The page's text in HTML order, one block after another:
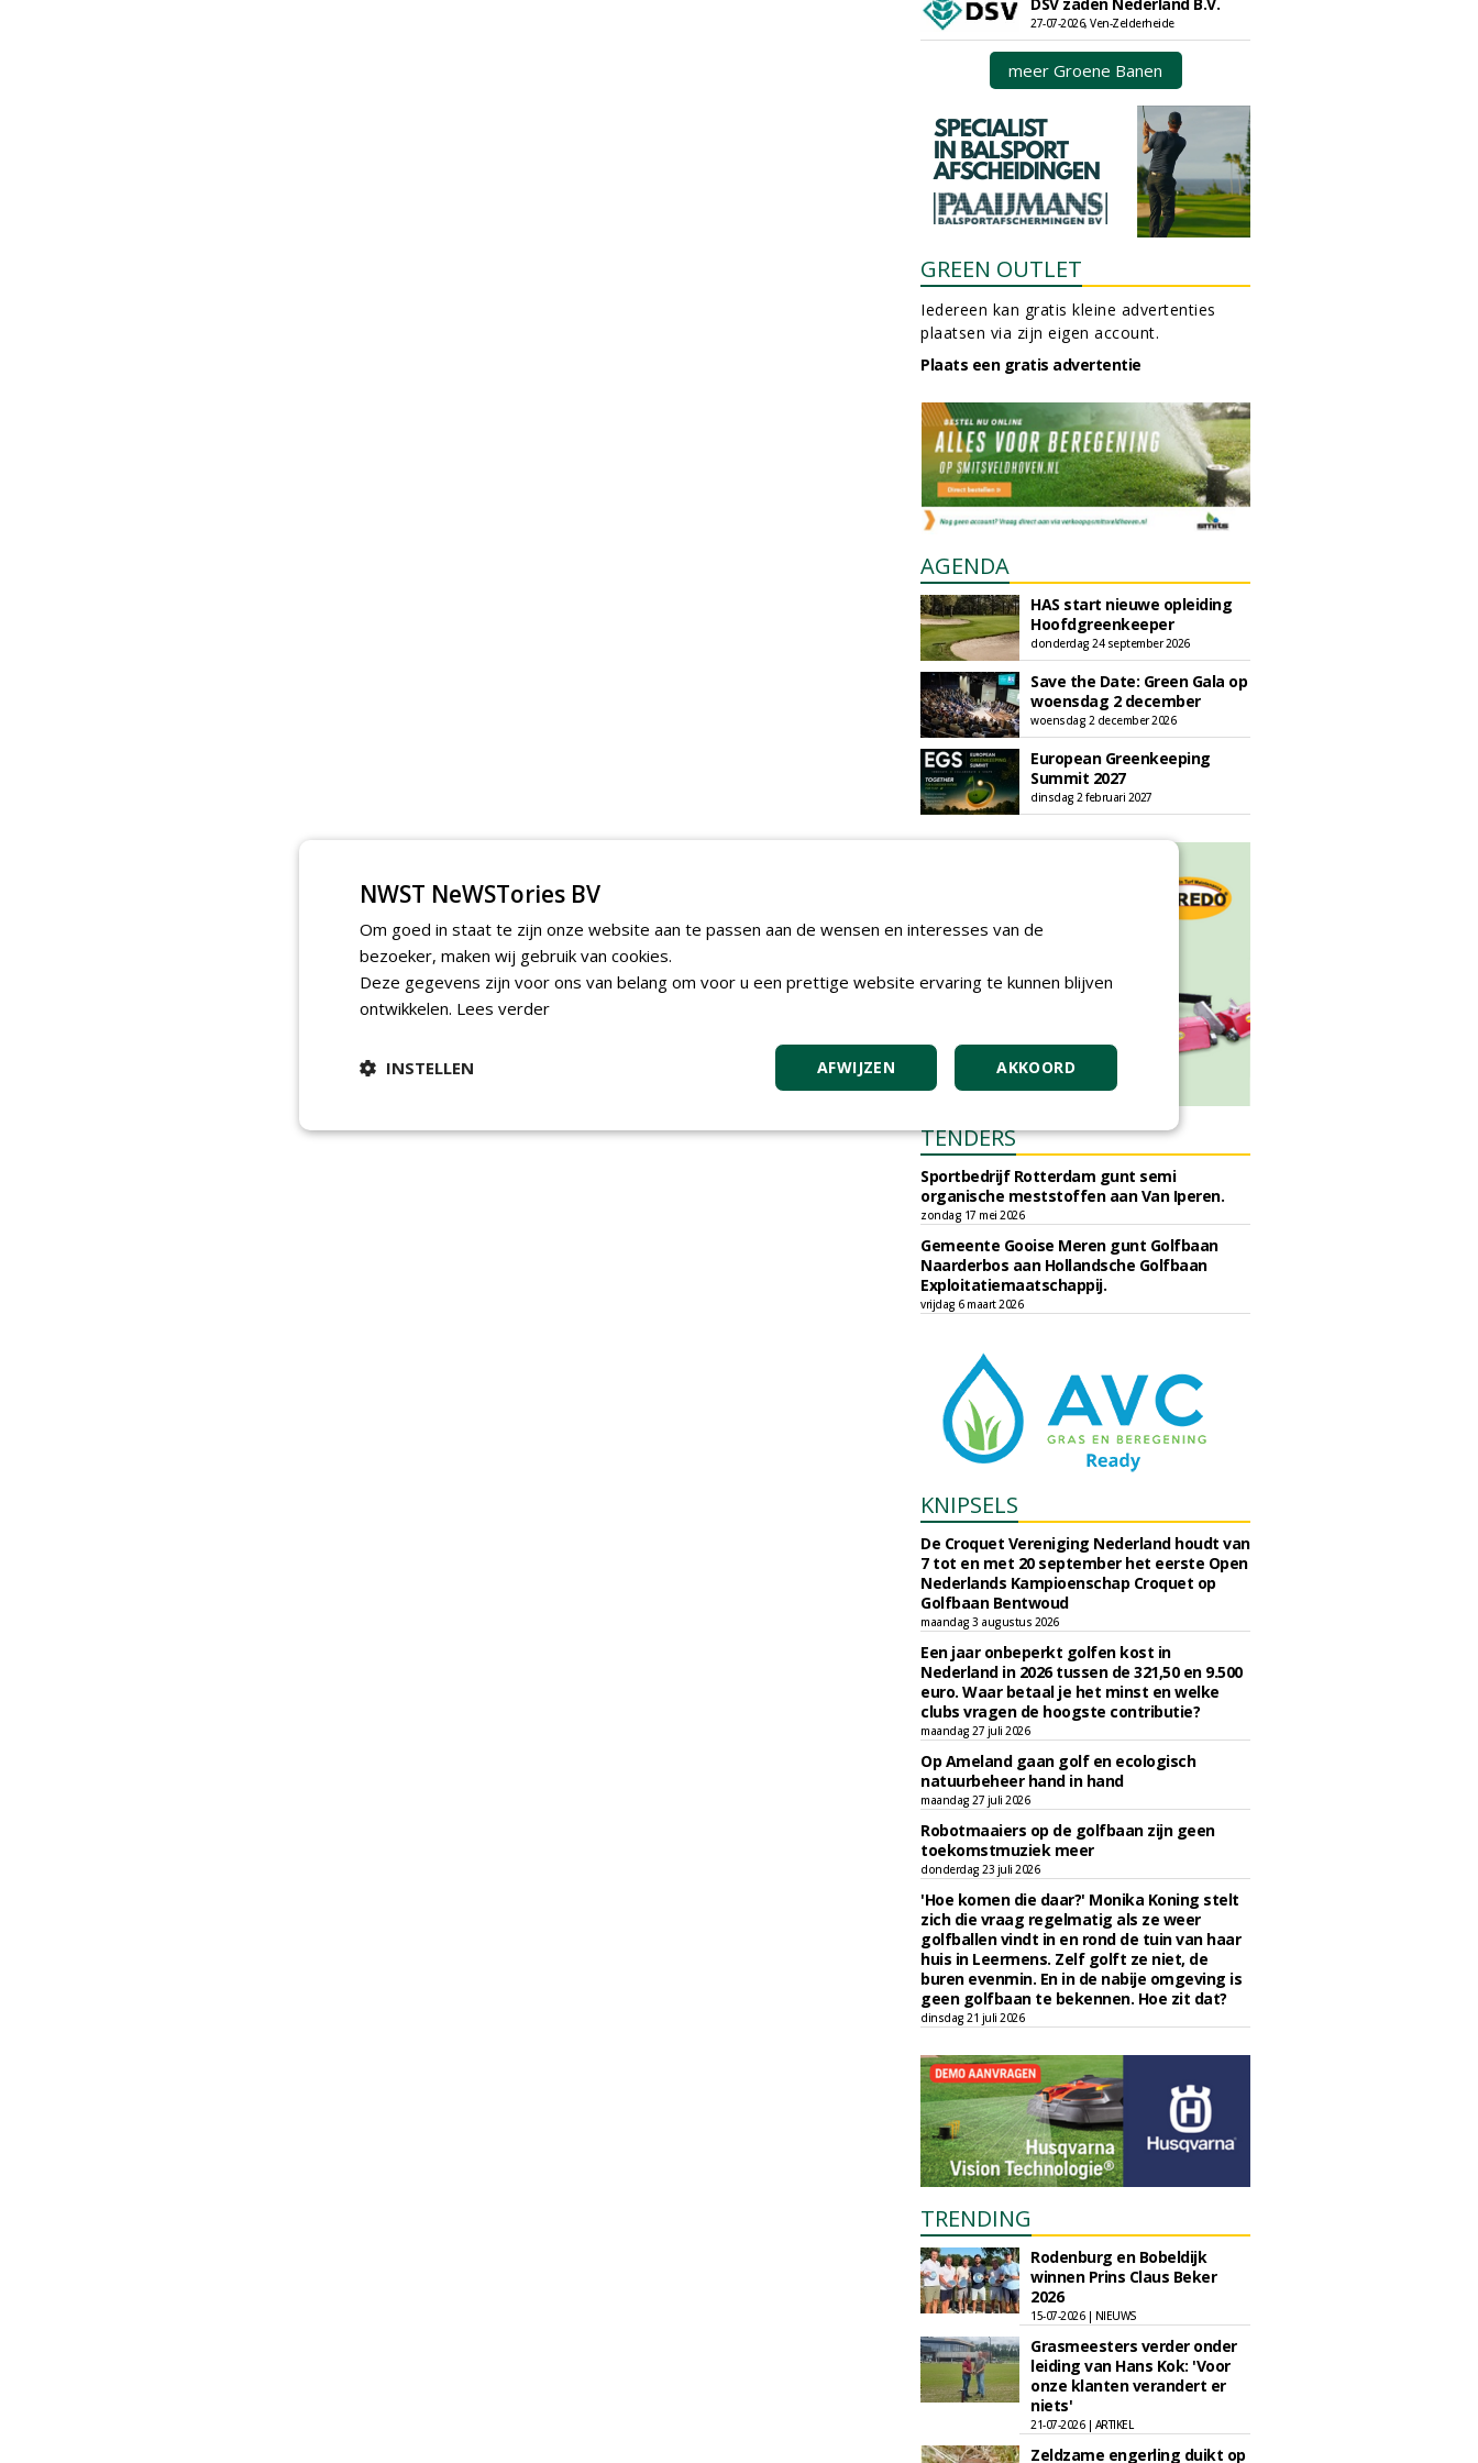
27-07-2026, Ven-Zelderheide
meer Groene Banen
GREEN OUTLET
Iedereen kan gratis kleine advertenties
plaatsen via zijn eigen account.
Plaats een gratis advertentie
AGENDA
HAS start nieuwe opleiding
Hoofdgreenkeeper
donderdag 24 september 2026
Save the Date: Green Gala op
woensdag 2 december
woensdag 2 december 2026
European Greenkeeping
Summit 2027
dinsdag 2 februari 2027
TENDERS
Sportbedrijf Rotterdam gunt semi
organische meststoffen aan Van Iperen.
zondag 17 mei 2026
Gemeente Gooise Meren gunt Golfbaan
Naarderbos aan Hollandsche Golfbaan
Exploitatiemaatschappij.
vrijdag 6 maart 2026
KNIPSELS
De Croquet Vereniging Nederland houdt van
7 tot en met 20 september het eerste Open
Nederlands Kampioenschap Croquet op
Golfbaan Bentwoud
maandag 3 augustus 2026
Een jaar onbeperkt golfen kost in
Nederland in 2026 tussen de 321,50 en 9.500
euro. Waar betaal je het minst en welke
clubs vragen de hoogste contributie?
maandag 27 juli 2026
Op Ameland gaan golf en ecologisch
natuurbeheer hand in hand
maandag 27 juli 2026
Robotmaaiers op de golfbaan zijn geen
toekomstmuziek meer
donderdag 23 juli 2026
'Hoe komen die daar?' Monika Koning stelt
zich die vraag regelmatig als ze weer
golfballen vindt in en rond de tuin van haar
huis in Leermens. Zelf golft ze niet, de
buren evenmin. En in de nabije omgeving is
geen golfbaan te bekennen. Hoe zit dat?
dinsdag 21 juli 2026
TRENDING
Rodenburg en Bobeldijk
winnen Prins Claus Beker
2026
15-07-2026 | NIEUWS
Grasmeesters verder onder
leiding van Hans Kok: 'Voor
onze klanten verandert er
niets'
21-07-2026 | ARTIKEL
Zeldzame engerling duikt op
NWST NeWSTories BV
Om goed in staat te zijn onze website aan te passen aan de wensen en interesses van de
bezoeker, maken wij gebruik van cookies.
Deze gegevens zijn voor ons van belang om voor u een prettige website ervaring te kunnen blijven
ontwikkelen. Lees verder
AKKOORD
AFWIJZEN
INSTELLEN